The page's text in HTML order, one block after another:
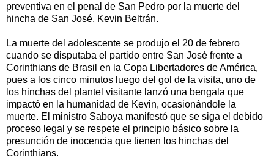
preventiva en el penal de San Pedro por la muerte del
hincha de San José, Kevin Beltrán.
La muerte del adolescente se produjo el 20 de febrero
cuando se disputaba el partido entre San José frente a
Corinthians de Brasil en la Copa Libertadores de América,
pues a los cinco minutos luego del gol de la visita, uno de
los hinchas del plantel visitante lanzó una bengala que
impactó en la humanidad de Kevin, ocasionándole la
muerte. El ministro Saboya manifestó que se siga el debido
proceso legal y se respete el principio básico sobre la
presunción de inocencia que tienen los hinchas del
Corinthians.